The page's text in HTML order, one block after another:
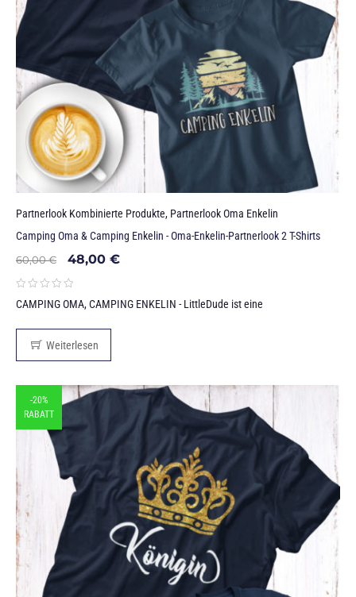
Partnerlook Kombinierte Produkte, Partnerlook Oma Enkelin
Camping Oma & Camping Enkelin - Oma-Enkelin-Partnerlook 2 T-Shirts
60,00€ 48,00 €
CAMPING OMA, CAMPING ENKELIN - LittleDude ist eine
Weiterlesen
-20%
RABATT